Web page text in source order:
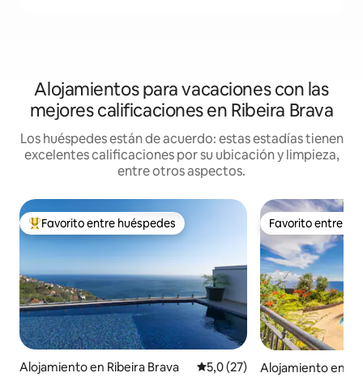
Alojamientos para vacaciones con las
mejores calificaciones en Ribeira Brava
Los huéspedes están de acuerdo: estas estadías tienen
excelentes calificaciones por su ubicación y limpieza,
entre otros aspectos.
Favorito entre los huéspedes más destacados
Favorito entre huéspedes
Alojamiento en Ribeira Brava Calificación promedio: 5,0 de
5,0 (27)
Favorito entre
Favorito entre
Alojamiento en